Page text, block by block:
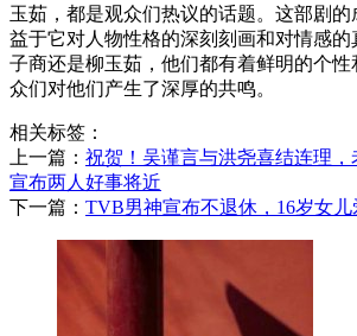
玉茹，都是观众们热议的话题。这部剧
益于它对人物性格的深刻刻画和对情感
子商还是柳玉茹，他们都有着鲜明的个
众们对他们产生了深厚的共鸣。
相关标签：
上一篇： 祝贺！吴谨言与洪尧喜结连理，
宣布两人好事将近
下一篇： ​TVB男神宣布不退休，16岁女